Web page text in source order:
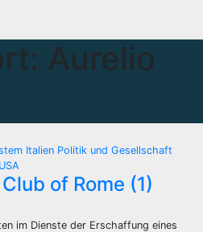
Aurelio
Italien Politik und Gesellschaft
USA
of Rome (1)
im Dienste der Erschaffung eines